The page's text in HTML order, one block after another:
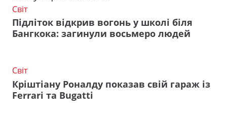
Світ
Підліток відкрив вогонь у школі біля
Бангкока: загинули восьмеро людей
Світ
Кріштіану Роналду показав свій гараж із
Ferrari та Bugatti